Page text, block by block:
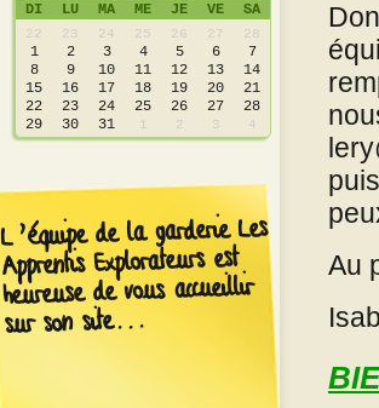
DI LU MA ME JE VE SA
22 23 24 25 26 27 28
1 2 3 4 5 6
7
8
9 10 11 12 13
14
15
16 17 18 19 20
21
22
23 24 25 26 27
28
29
30 31 1 2 3 4
L’équipe de la garderie Les
Apprentis Explorateurs est
heureuse de vous accueillir
sur son site...
Au